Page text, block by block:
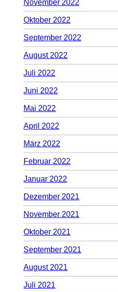
November 2022
Oktober 2022
September 2022
August 2022
Juli 2022
Juni 2022
Mai 2022
April 2022
März 2022
Februar 2022
Januar 2022
Dezember 2021
November 2021
Oktober 2021
September 2021
August 2021
Juli 2021